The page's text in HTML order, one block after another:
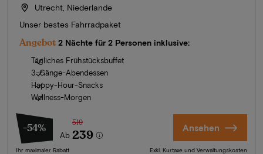
Utrecht, Niederlande
Unser bestes Fahrradpaket
Angebot 2 Nächte für 2 Personen inklusive:
Tägliches Frühstücksbuffet
3-Gänge-Abendessen
Happy-Hour-Snacks
Wellness-Morgen
-54%
Ab
519
239
Ihr maximaler Rabatt
Ansehen
Exkl. Kurtaxe und Verwaltungskosten